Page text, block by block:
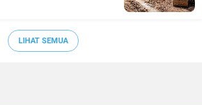
LIHAT SEMUA